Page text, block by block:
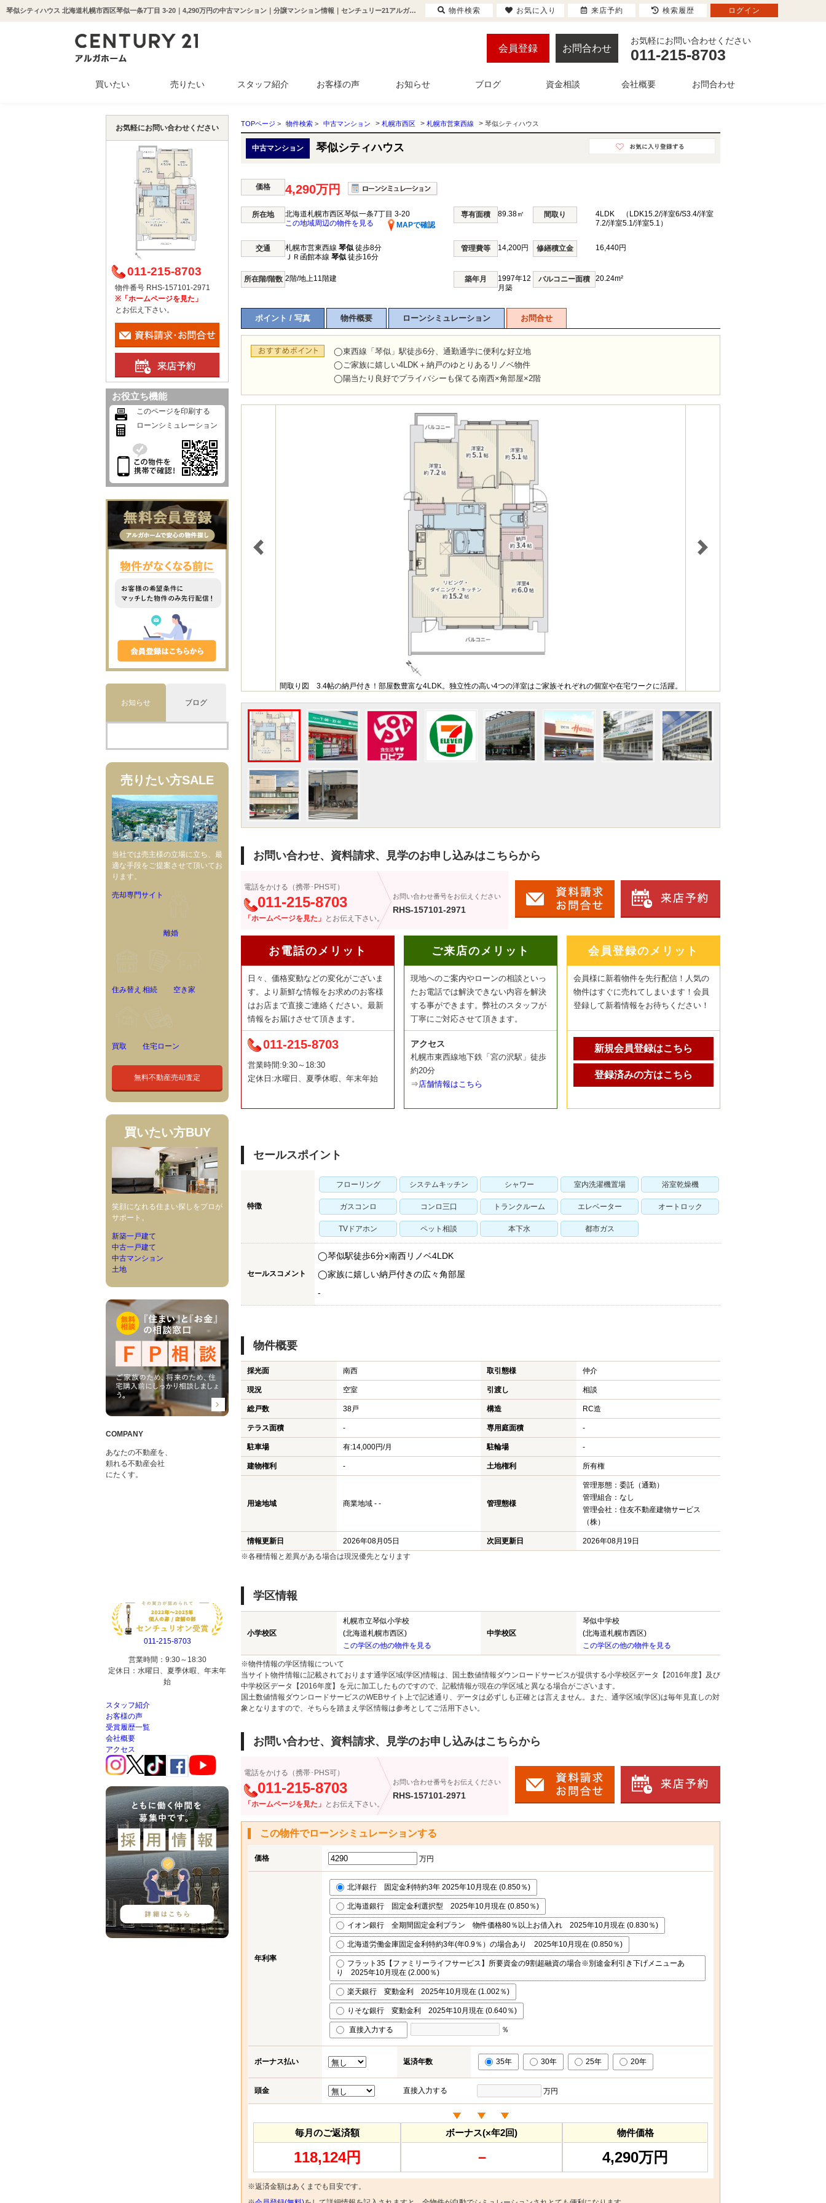
琴似シティハウス 北海道札幌市西区琴似一条7丁目 3-20｜4,290万円の中古マンション｜分譲マンション情報｜センチュリー21アルガホーム
会員登録 お問合わせ
お気軽にお問い合わせください
011-215-8703
買いたい
新築一戸建て
中古一戸建て
中古マンション
土地
収益物件
売りたい スタッフ紹介 お客様の声 お知らせ ブログ 資金相談 会社概要 お問合わせ
TOPページ > 物件検索 > 中古マンション > 札幌市西区 > 札幌市営東西線 > 琴似シティハウス
中古マンション 琴似シティハウス
価格 4,290万円
所在地
北海道札幌市西区琴似一条7丁目 3-20
MAPで確認
この地域周辺の物件を見る
専有面積 89.38㎡ 間取り
4LDK （LDK15.2/洋室6/S3.4/洋室
7.2/洋室5.1/洋室5.1）
交通 札幌市営東西線 琴似 徒歩8分
ＪＲ函館本線 琴似 徒歩16分
管理費等 14,200円 修繕積立金 16,440円
所在階/階数 2階/地上11階建 築年月
1997年12
月築
バルコニー面積 20.24m²
ポイント / 写真 物件概要 ローンシミュレーション お問合せ
◯東西線「琴似」駅徒歩6分、通勤通学に便利な好立地
◯ご家族に嬉しい4LDK＋納戸のゆとりあるリノベ物件
◯陽当たり良好でプライバシーも保てる南西×角部屋×2階
間取り図 3.4帖の納戸付き！部屋数豊富な4LDK。独立性の高い4つの洋室はご家族それぞれの個室や在宅ワークに活躍。
お問い合わせ、資料請求、見学のお申し込みはこちらから
電話をかける（携帯･PHS可）
011-215-8703
「ホームページを見た」 とお伝え下さい。
お問い合わせ番号をお伝えください
RHS-157101-2971
お電話のメリット
日々、価格変動などの変化がございま
す。より新鮮な情報をお求めのお客様
はお店まで直接ご連絡ください。最新
情報をお届けさせて頂きます。
011-215-8703
営業時間:9:30～18:30
定休日:水曜日、夏季休暇、年末年始
ご来店のメリット
現地へのご案内やローンの相談といっ
たお電話では解決できない内容を解決
する事ができます。弊社のスタッフが
丁寧にご対応させて頂きます。
アクセス
札幌市東西線地下鉄「宮の沢駅」徒歩
約20分
⇒店舗情報はこちら
会員登録のメリット
会員様に新着物件を先行配信！人気の
物件はすぐに売れてしまいます！会員
登録して新着情報をお待ちください！
新規会員登録はこちら
登録済みの方はこちら
セールスポイント
特徴
フローリング システムキッチン シャワー 室内洗濯機置場 浴室乾燥機
ガスコンロ コンロ三口 トランクルーム エレベーター オートロック
TVドアホン ペット相談 本下水 都市ガス
セールスコメント
◯琴似駅徒歩6分×南西リノベ4LDK
◯家族に嬉しい納戸付きの広々角部屋
-
物件概要
採光面 南西 取引態様 仲介
現況 空室 引渡し 相談
総戸数 38戸 構造 RC造
テラス面積 - 専用庭面積 -
駐車場 有:14,000円/月 駐輪場 -
建物権利 - 土地権利 所有権
用途地域 商業地域 - - 管理態様
管理形態：委託（通勤）
管理組合：なし
管理会社：住友不動産建物サービス
（株）
情報更新日 2026年08月05日 次回更新日
2026年08月19日
※各種情報と差異がある場合は現況優先となります
学区情報
小学校区
札幌市立琴似小学校
(北海道札幌市西区)
この学区の他の物件を見る
中学校区
琴似中学校
(北海道札幌市西区)
この学区の他の物件を見る
※物件情報の学区情報について
当サイト物件情報に記載されております通学区域(学区)情報は、国土数値情報ダウンロードサービスが提供する小学校区データ【2016年度】及び
中学校区データ【2016年度】を元に加工したものですので、記載情報が現在の学区域と異なる場合がございます。
国土数値情報ダウンロードサービスのWEBサイト上で記述通り、データは必ずしも正確とは言えません。また、通学区域(学区)は毎年見直しの対
象となりますので、そちらを踏まえ学区情報は参考としてご活用下さい。
お問い合わせ、資料請求、見学のお申し込みはこちらから
電話をかける（携帯･PHS可）
011-215-8703
「ホームページを見た」 とお伝え下さい。
お問い合わせ番号をお伝えください
RHS-157101-2971
この物件でローンシミュレーションする
価格 万円
年利率
北洋銀行 固定金利特約3年 2025年10月現在 (0.850％)
北海道銀行 固定金利選択型 2025年10月現在 (0.850％)
イオン銀行 全期間固定金利プラン 物件価格80％以上お借入れ 2025年10月現在 (0.830％)
北海道労働金庫固定金利特約3年(年0.9％）の場合あり 2025年10月現在 (0.850％)
フラット35【ファミリーライフサービス】所要資金の9割超融資の場合※別途金利引き下げメニューあ
り 2025年10月現在 (2.000％)
楽天銀行 変動金利 2025年10月現在 (1.002％)
りそな銀行 変動金利 2025年10月現在 (0.640％)
直接入力する ％
ボーナス払い 返済年数 35年 30年 25年 20年
頭金 直接入力する 万円
毎月のご返済額
118,124円
ボーナス(×年2回)
－
物件価格
4,290万円
※返済金額はあくまでも目安です。
お気軽にお問い合わせください
011-215-8703
物件番号 RHS-157101-2971
※「ホームページを見た」
とお伝え下さい。
お役立ち機能
このページを印刷する
ローンシミュレーション
お知らせ ブログ
売りたい方SALE
当社では売主様の立場に立ち、最
適な手段をご提案させて頂いてお
ります。
売却専門サイト
離婚
住み替え 相続 空き家
買取 住宅ローン
無料不動産売却査定
買いたい方BUY
笑顔になれる住まい探しをプロが
サポート。
新築一戸建て
中古一戸建て
中古マンション
土地
COMPANY
あなたの不動産を、
頼れる不動産会社
にたくす。
011-215-8703
営業時間：9:30～18:30
定休日：水曜日、夏季休暇、年末年
始
スタッフ紹介
お客様の声
受賞履歴一覧
会社概要
アクセス
物件検索 お気に入り 来店予約 検索履歴 ログイン